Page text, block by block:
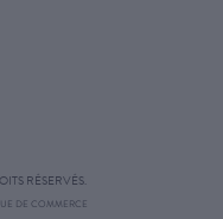
RÉSERVÉS.
DE COMMERCE